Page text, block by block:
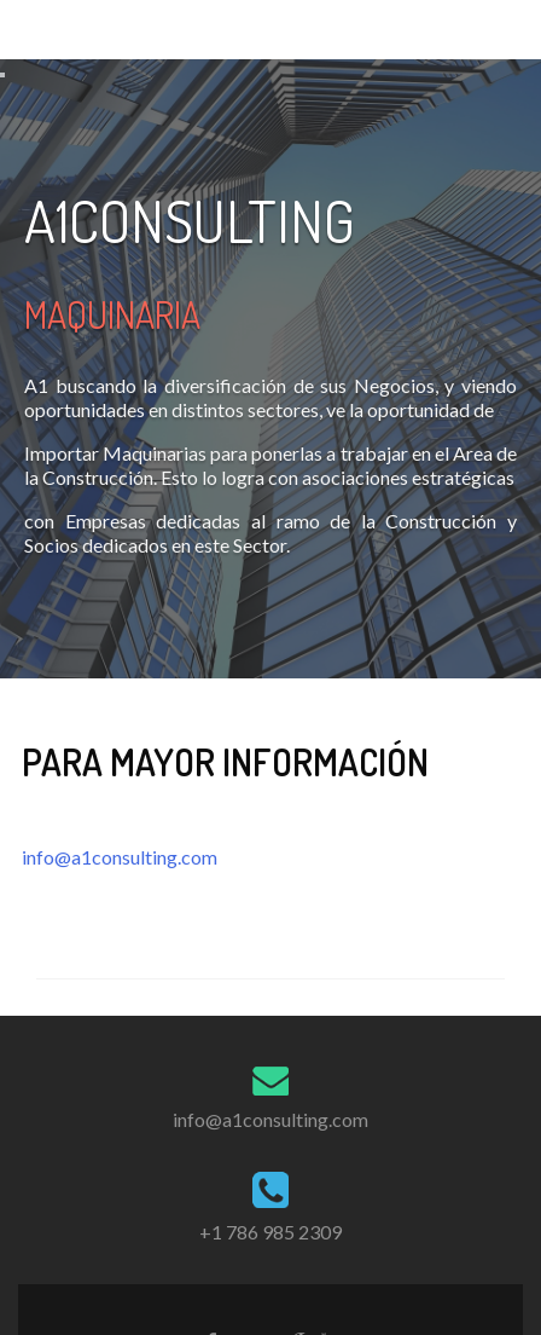
A1CONSULTING
MAQUINARIA
A1 buscando la diversificación de sus Negocios, y viendo
oportunidades en distintos sectores, ve la oportunidad de
Importar Maquinarias para ponerlas a trabajar en el Area de
la Construcción. Esto lo logra con asociaciones estratégicas
con Empresas dedicadas al ramo de la Construcción y
Socios dedicados en este Sector.
PARA MAYOR INFORMACIÓN
info@a1consulting.com
info@a1consulting.com
+1 786 985 2309